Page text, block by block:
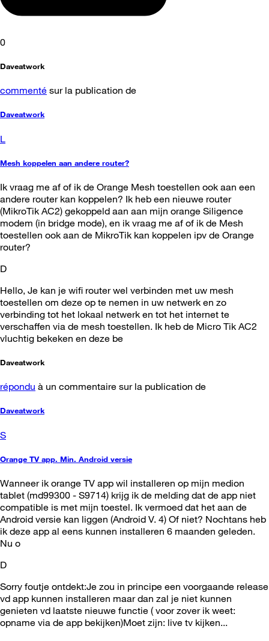
0
Daveatwork
commenté sur la publication de
Daveatwork
L
Mesh koppelen aan andere router?
Ik vraag me af of ik de Orange Mesh toestellen ook aan een
andere router kan koppelen? Ik heb een nieuwe router
(MikroTik AC2) gekoppeld aan aan mijn orange Siligence
modem (in bridge mode), en ik vraag me af of ik de Mesh
toestellen ook aan de MikroTik kan koppelen ipv de Orange
router?
D
Hello, Je kan je wifi router wel verbinden met uw mesh
toestellen om deze op te nemen in uw netwerk en zo
verbinding tot het lokaal netwerk en tot het internet te
verschaffen via de mesh toestellen. Ik heb de Micro Tik AC2
vluchtig bekeken en deze be
Daveatwork
répondu à un commentaire sur la publication de
Daveatwork
S
Orange TV app. Min. Android versie
Wanneer ik orange TV app wil installeren op mijn medion
tablet (md99300 - S9714) krijg ik de melding dat de app niet
compatible is met mijn toestel. Ik vermoed dat het aan de
Android versie kan liggen (Android V. 4) Of niet? Nochtans heb
ik deze app al eens kunnen installeren 6 maanden geleden.
Nu o
D
Sorry foutje ontdekt:Je zou in principe een voorgaande release
vd app kunnen installeren maar dan zal je niet kunnen
genieten vd laatste nieuwe functie ( voor zover ik weet:
opname via de app bekijken)Moet zijn: live tv kijken...